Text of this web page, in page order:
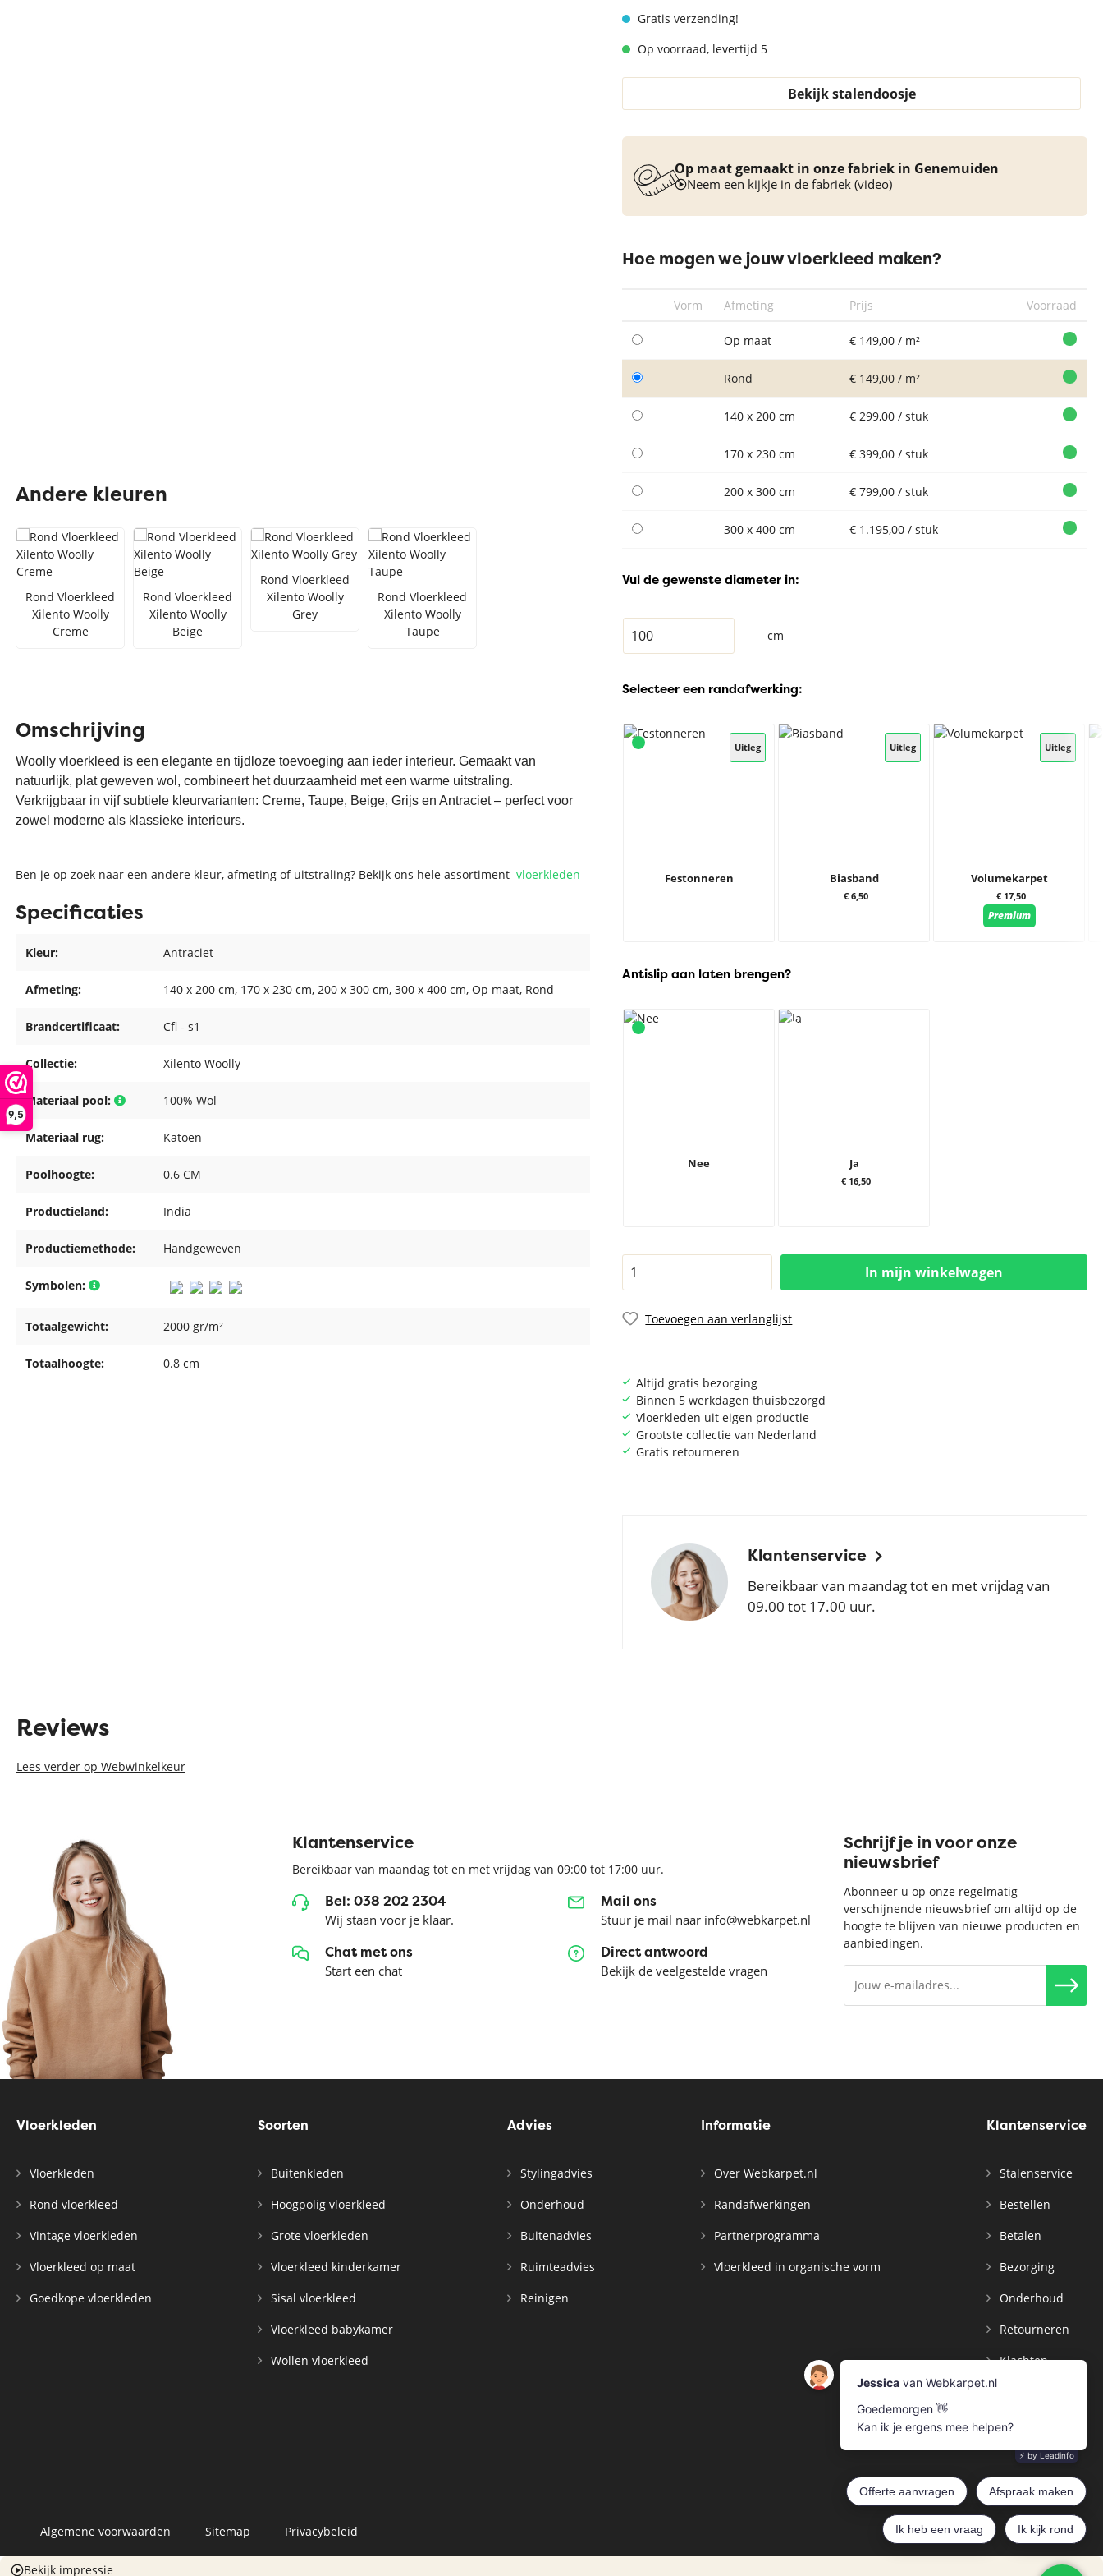
9,5
Vloerkleed turquoise
Gratis verzending!
Op voorraad, levertijd 5
Bekijk stalendoosje
Op maat gemaakt in onze fabriek in Genemuiden
Neem een kijkje in de fabriek (video)
Hoe mogen we jouw vloerkleed maken?
Vorm Afmeting Prijs Voorraad
Op maat € 149,00 / m²
Rond € 149,00 / m²
140 x 200 cm € 299,00 / stuk
170 x 230 cm € 399,00 / stuk
200 x 300 cm € 799,00 / stuk
300 x 400 cm € 1.195,00 / stuk
Vul de gewenste diameter in:
cm
Selecteer een randafwerking:
Uitleg
Festonneren
Uitleg
Biasband
€ 6,50
Uitleg
Volumekarpet
€ 17,50
Premium
Antislip aan laten brengen?
Nee Ja
€ 16,50
In mijn winkelwagen
Toevoegen aan verlanglijst
Andere kleuren
Rond Vloerkleed
Xilento Woolly
Creme
Rond Vloerkleed
Xilento Woolly
Beige
Rond Vloerkleed
Xilento Woolly
Grey
Rond Vloerkleed
Xilento Woolly
Taupe
Altijd gratis bezorging
Binnen 5 werkdagen thuisbezorgd
Vloerkleden uit eigen productie
Grootste collectie van Nederland
Gratis retourneren
Klantenservice
Bereikbaar van maandag tot en met vrijdag van
09.00 tot 17.00 uur.
Omschrijving
Woolly vloerkleed is een elegante en tijdloze toevoeging aan ieder interieur. Gemaakt van
natuurlijk, plat geweven wol, combineert het duurzaamheid met een warme uitstraling.
Verkrijgbaar in vijf subtiele kleurvarianten: Creme, Taupe, Beige, Grijs en Antraciet – perfect voor
zowel moderne als klassieke interieurs.
Ben je op zoek naar een andere kleur, afmeting of uitstraling? Bekijk ons hele assortimentvloerkleden
Specificaties
Kleur: Antraciet
Afmeting: 140 x 200 cm, 170 x 230 cm, 200 x 300 cm, 300 x 400 cm, Op maat, Rond
Brandcertificaat: Cfl - s1
Collectie: Xilento Woolly
Materiaal pool: 100% Wol
Materiaal rug: Katoen
Poolhoogte: 0.6 CM
Productieland: India
Productiemethode: Handgeweven
Symbolen:
Totaalgewicht: 2000 gr/m²
Totaalhoogte: 0.8 cm
Reviews
Lees verder op Webwinkelkeur
Klantenservice
Bereikbaar van maandag tot en met vrijdag van 09:00 tot 17:00 uur.
Bel: 038 202 2304
Wij staan voor je klaar.
Mail ons
Stuur je mail naar info@webkarpet.nl
Chat met ons
Start een chat
Direct antwoord
Bekijk de veelgestelde vragen
Schrijf je in voor onze
nieuwsbrief
Abonneer u op onze regelmatig
verschijnende nieuwsbrief om altijd op de
hoogte te blijven van nieuwe producten en
aanbiedingen.
Vloerkleden
Vloerkleden
Rond vloerkleed
Vintage vloerkleden
Vloerkleed op maat
Goedkope vloerkleden
Soorten
Buitenkleden
Hoogpolig vloerkleed
Grote vloerkleden
Vloerkleed kinderkamer
Sisal vloerkleed
Vloerkleed babykamer
Wollen vloerkleed
Advies
Stylingadvies
Onderhoud
Buitenadvies
Ruimteadvies
Reinigen
Informatie
Over Webkarpet.nl
Randafwerkingen
Partnerprogramma
Vloerkleed in organische vorm
Klantenservice
Stalenservice
Bestellen
Betalen
Bezorging
Onderhoud
Retourneren
Klachten
Contact
Mijn Account
Algemene voorwaarden Sitemap Privacybeleid
Bekijk impressie